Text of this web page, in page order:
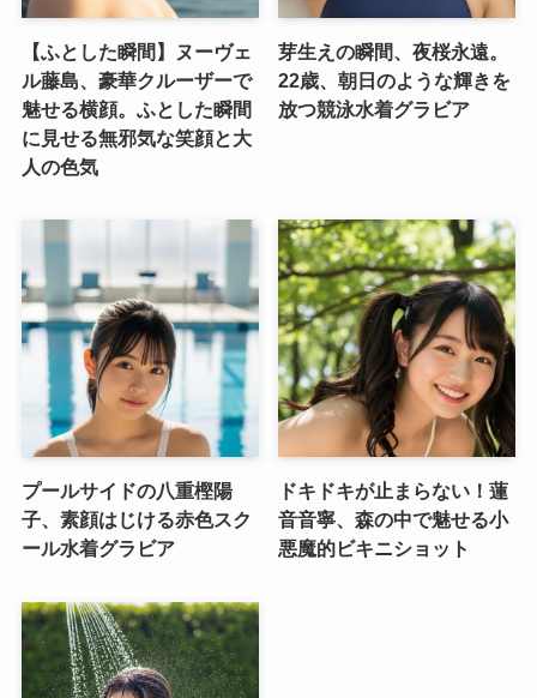
【ふとした瞬間】ヌーヴェ
ル藤島、豪華クルーザーで
魅せる横顔。ふとした瞬間
に見せる無邪気な笑顔と大
人の色気
芽生えの瞬間、夜桜永遠。
22歳、朝日のような輝きを
放つ競泳水着グラビア
プールサイドの八重樫陽
子、素顔はじける赤色スク
ール水着グラビア
ドキドキが止まらない！蓮
音音寧、森の中で魅せる小
悪魔的ビキニショット